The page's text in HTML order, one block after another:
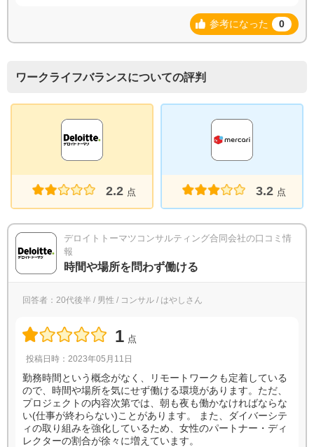
参考になった 0
ワークライフバランスについての評判
2.2 点 3.2 点
デロイトトーマツコンサルティング合同会社の口コミ情
報
時間や場所を問わず働ける
回答者：20代後半 / 男性 / コンサル / はやしさん
1 点
投稿日時：2023年05月11日
勤務時間という概念がなく、リモートワークも定着している
ので、時間や場所を気にせず働ける環境があります。ただ、
プロジェクトの内容次第では、朝も夜も働かなければならな
い(仕事が終わらない)ことがあります。 また、ダイバーシテ
ィの取り組みを強化しているため、女性のパートナー・ディ
レクターの割合が徐々に増えています。